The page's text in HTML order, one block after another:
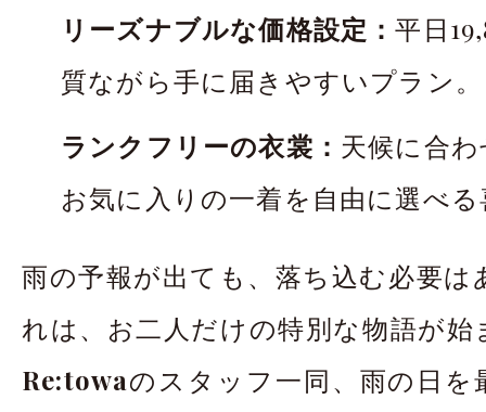
リーズナブルな価格設定：平日
質ながら手に届きやすいプラン。
ランクフリーの衣裳： 天候に合
お気に入りの一着を自由に選べ
雨の予報が出ても、落ち込む必要は
れは、お二人だけの特別な物語が始
Re:towaのスタッフ一同、雨の日を